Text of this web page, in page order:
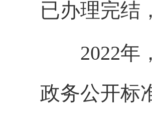
已办理完结
2022年，
政务公开标